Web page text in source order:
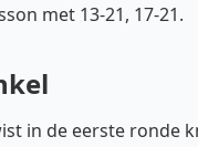
met 13-21, 17-21.
in de eerste ronde